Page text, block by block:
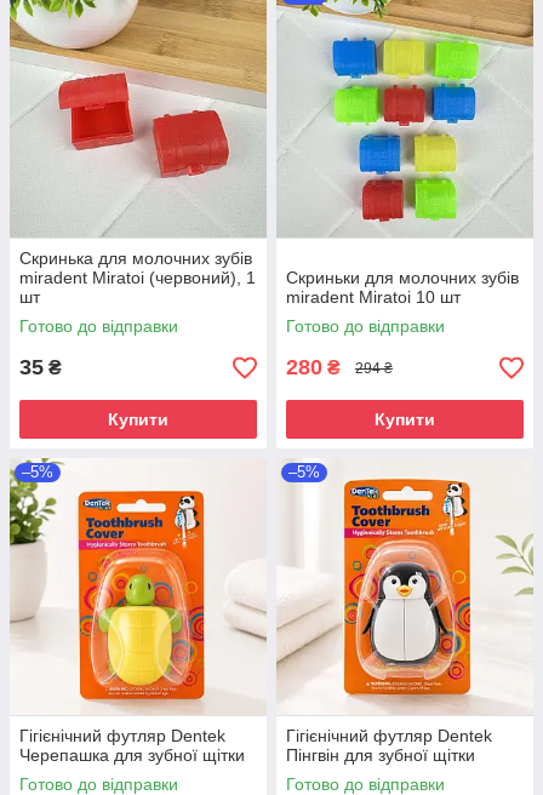
Скринька для молочних зубів
miradent Miratoi (червоний), 1
шт
Готово до відправки
35 ₴
Купити
Скриньки для молочних зубів
miradent Miratoi 10 шт
Готово до відправки
280 ₴ 294 ₴
Купити
–5%
Гігієнічний футляр Dentek
Черепашка для зубної щітки
Готово до відправки
–5%
Гігієнічний футляр Dentek
Пінгвін для зубної щітки
Готово до відправки